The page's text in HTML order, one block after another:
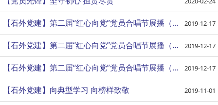
【石外党建】第二届“红心向党”党员合唱节展播（六） 2019-12-17
【石外党建】第二届“红心向党”党员合唱节展播（四） 2019-12-17
【石外党建】第二届“红心向党”党员合唱节展播（五） 2019-12-17
【石外党建】向典型学习 向榜样致敬 2019-11-01